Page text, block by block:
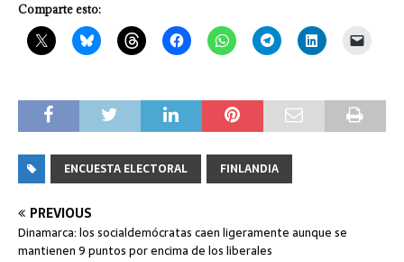
Comparte esto:
ENCUESTA ELECTORAL FINLANDIA
PREVIOUS
Dinamarca: los socialdemócratas caen ligeramente aunque se
mantienen 9 puntos por encima de los liberales